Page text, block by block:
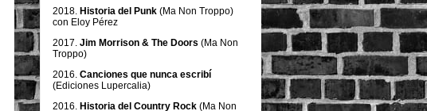
2018. Historia del Punk (Ma Non Troppo)
con Eloy Pérez
2017. Jim Morrison & The Doors (Ma Non
Troppo)
2016. Canciones que nunca escribí
(Ediciones Lupercalia)
2016. Historia del Country Rock (Ma Non